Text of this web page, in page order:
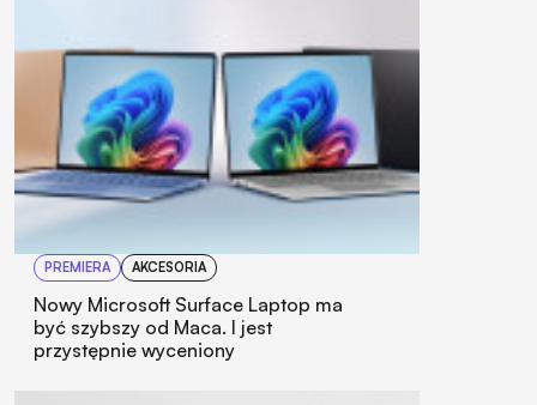
PREMIERA AKCESORIA
Nowy Microsoft Surface Laptop ma
być szybszy od Maca. I jest
przystępnie wyceniony